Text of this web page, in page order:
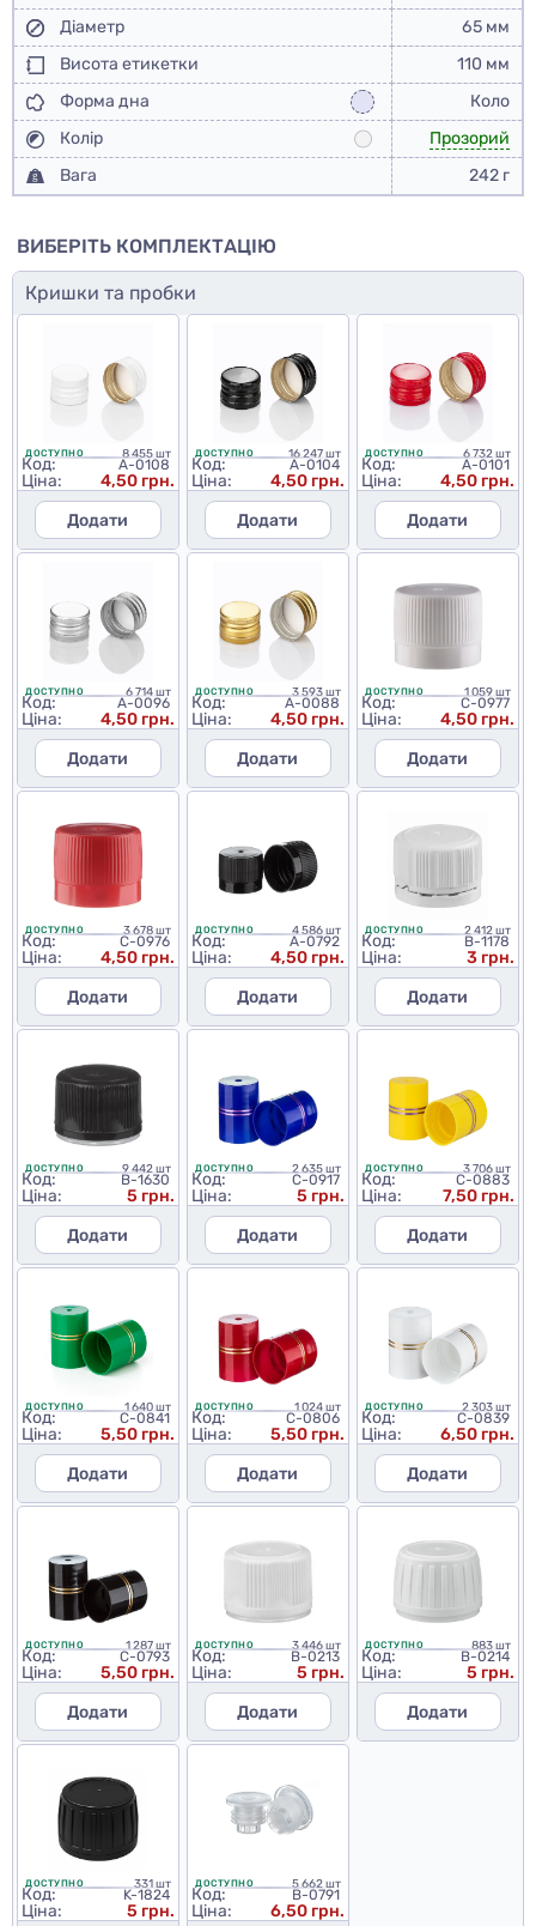
Діаметр
65 мм
Висота етикетки
110 мм
Форма дна
Коло
Колір
Прозорий
Вага
242 г
ВИБЕРІТЬ КОМПЛЕКТАЦІЮ
Кришки та пробки
ДОСТУПНО 8 455 шт
Код: A-0108
Ціна:
4,50 грн.
Додати
ДОСТУПНО 16 247 шт
Код: A-0104
Ціна:
4,50 грн.
Додати
ДОСТУПНО 6 732 шт
Код: A-0101
Ціна:
4,50 грн.
Додати
ДОСТУПНО 6 714 шт
Код: A-0096
Ціна:
4,50 грн.
Додати
ДОСТУПНО 3 593 шт
Код: A-0088
Ціна:
4,50 грн.
Додати
ДОСТУПНО 1 059 шт
Код: C-0977
Ціна:
4,50 грн.
Додати
ДОСТУПНО 3 678 шт
Код: C-0976
Ціна:
4,50 грн.
Додати
ДОСТУПНО 4 586 шт
Код: A-0792
Ціна:
4,50 грн.
Додати
ДОСТУПНО 2 412 шт
Код: B-1178
Ціна:
3 грн.
Додати
ДОСТУПНО 9 442 шт
Код: B-1630
Ціна:
5 грн.
Додати
ДОСТУПНО 2 635 шт
Код: C-0917
Ціна:
5 грн.
Додати
ДОСТУПНО 3 706 шт
Код: C-0883
Ціна:
7,50 грн.
Додати
ДОСТУПНО 1 640 шт
Код: C-0841
Ціна:
5,50 грн.
Додати
ДОСТУПНО 1 024 шт
Код: C-0806
Ціна:
5,50 грн.
Додати
ДОСТУПНО 2 303 шт
Код: C-0839
Ціна:
6,50 грн.
Додати
ДОСТУПНО 1 287 шт
Код: C-0793
Ціна:
5,50 грн.
Додати
ДОСТУПНО 3 446 шт
Код: B-0213
Ціна:
5 грн.
Додати
ДОСТУПНО 883 шт
Код: B-0214
Ціна:
5 грн.
Додати
ДОСТУПНО 331 шт
Код: K-1824
Ціна:
5 грн.
ДОСТУПНО 5 662 шт
Код: B-0791
Ціна:
6,50 грн.